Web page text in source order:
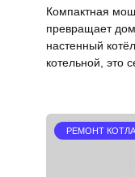
Компактная
превращает
настенный
котельной, это
РЕМОНТ КОТЛА